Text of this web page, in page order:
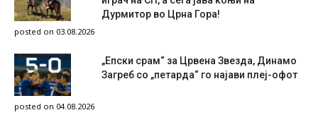
Дурмитор во Црна Гора!
posted on 03.08.2026
„Епски срам“ за Црвена Звезда, Динамо
Загреб со „петарда“ го најави плеј-офот
posted on 04.08.2026